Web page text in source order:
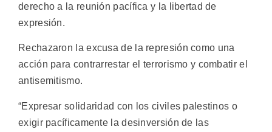
derecho a la reunión pacífica y la libertad de
expresión.
Rechazaron la excusa de la represión como una
acción para contrarrestar el terrorismo y combatir el
antisemitismo.
“Expresar solidaridad con los civiles palestinos o
exigir pacíficamente la desinversión de las